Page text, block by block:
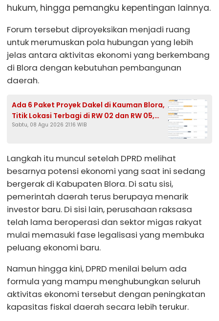
hukum, hingga pemangku kepentingan lainnya.
Forum tersebut diproyeksikan menjadi ruang
untuk merumuskan pola hubungan yang lebih
jelas antara aktivitas ekonomi yang berkembang
di Blora dengan kebutuhan pembangunan
daerah.
Ada 6 Paket Proyek Dakel di Kauman Blora,
Titik Lokasi Terbagi di RW 02 dan RW 05,
HPS Tembus Rp465,3 Juta
Sabtu, 08 Agu 2026 21:16 WIB
Langkah itu muncul setelah DPRD melihat
besarnya potensi ekonomi yang saat ini sedang
bergerak di Kabupaten Blora. Di satu sisi,
pemerintah daerah terus berupaya menarik
investor baru. Di sisi lain, perusahaan raksasa
telah lama beroperasi dan sektor migas rakyat
mulai memasuki fase legalisasi yang membuka
peluang ekonomi baru.
Namun hingga kini, DPRD menilai belum ada
formula yang mampu menghubungkan seluruh
aktivitas ekonomi tersebut dengan peningkatan
kapasitas fiskal daerah secara lebih terukur.